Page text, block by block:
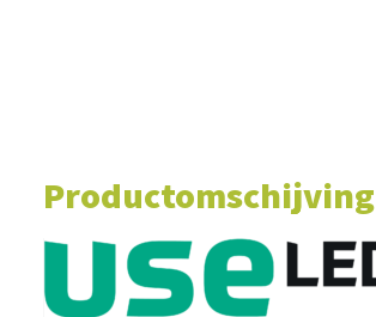
Productomschijving